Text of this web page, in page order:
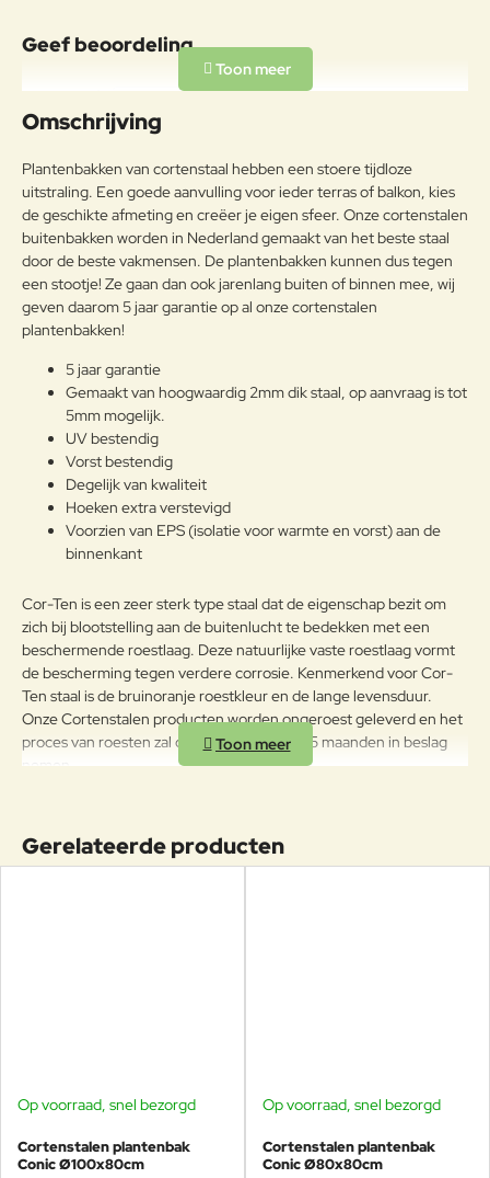
Geef beoordeling
Uw naam:
g:
Note:HTML-code wordt niet vertaald!
Waardering:
Waarderin
g:
Slecht
Verder
Omschrijving
Plantenbakken van cortenstaal hebben een stoere tijdloze
uitstraling. Een goede aanvulling voor ieder terras of balkon, kies
de geschikte afmeting en creëer je eigen sfeer. Onze cortenstalen
buitenbakken worden in Nederland gemaakt van het beste staal
door de beste vakmensen. De plantenbakken kunnen dus tegen
een stootje! Ze gaan dan ook jarenlang buiten of binnen mee, wij
geven daarom 5 jaar garantie op al onze cortenstalen
plantenbakken!
5 jaar garantie
Gemaakt van hoogwaardig 2mm dik staal, op aanvraag is tot
5mm mogelijk.
UV bestendig
Vorst bestendig
Degelijk van kwaliteit
Hoeken extra verstevigd
Voorzien van EPS (isolatie voor warmte en vorst) aan de
binnenkant
Cor-Ten is een zeer sterk type staal dat de eigenschap bezit om
zich bij blootstelling aan de buitenlucht te bedekken met een
beschermende roestlaag. Deze natuurlijke vaste roestlaag vormt
de bescherming tegen verdere corrosie. Kenmerkend voor Cor-
Ten staal is de bruinoranje roestkleur en de lange levensduur.
Onze Cortenstalen producten worden ongeroest geleverd en het
proces van roesten zal daarna ongeveer 4-5 maanden in beslag
nemen.
De cortenstalen plantenbakken van Veurst zijn standaard voorzien
van gaatjes voor waterafvoer. Zo kan het overtollige regenwater
Gerelateerde producten
Op voorraad, snel bezorgd
Cortenstalen plantenbak
Conic Ø100x80cm
Op voorraad, snel bezorgd
Cortenstalen plantenbak
Conic Ø80x80cm